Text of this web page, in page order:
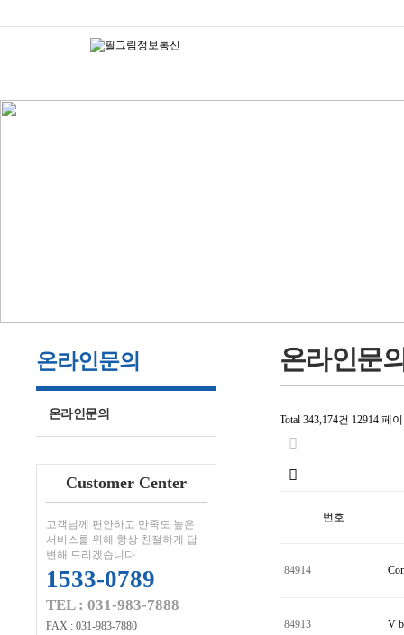
온라인문의
온라인문의
Customer Center
고객님께 편안하고 만족도 높은
서비스를 위해 항상 친절하게 답
변해 드리겠습니다.
1533-0789
TEL : 031-983-7888
FAX : 031-983-7880
온라인문
Total 343,174건 12914 페
번호
84914
84913 V